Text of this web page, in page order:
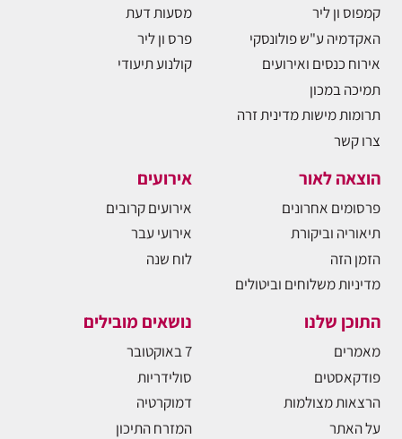
קמפוס ון ליר
האקדמיה ע"ש פולונסקי
אירוח כנסים ואירועים
תמיכה במכון
תרומות מישות מדינית זרה
צרו קשר
מסעות דעת
פרס ון ליר
קולנוע תיעודי
הוצאה לאור
פרסומים אחרונים
תיאוריה וביקורת
הזמן הזה
מדיניות משלוחים וביטולים
אירועים
אירועים קרובים
אירועי עבר
לוח שנה
התוכן שלנו
מאמרים
פודקאסטים
הרצאות מצולמות
על האתר
נושאים מובילים
7 באוקטובר
סולידריות
דמוקרטיה
המזרח התיכון